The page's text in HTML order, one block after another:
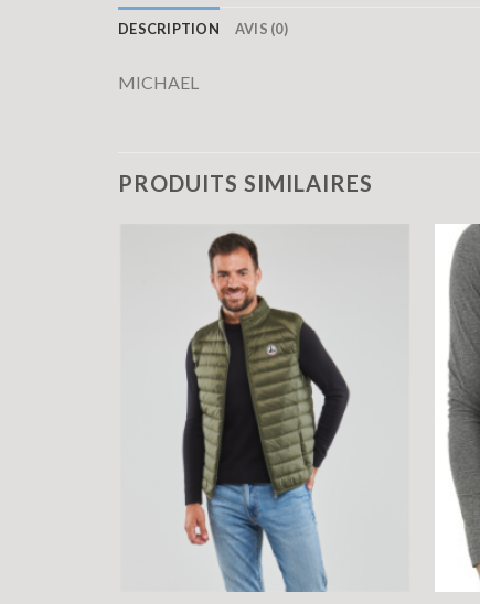
DESCRIPTION AVIS (0)
MICHAEL
PRODUITS SIMILAIRES